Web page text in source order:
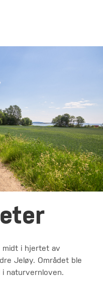
midt i hjertet av
Jeløy. Området ble
naturvernloven.